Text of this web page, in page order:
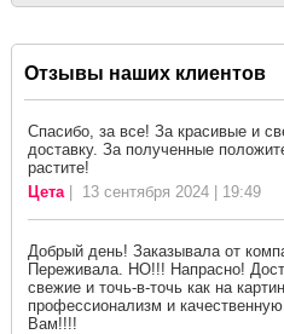
Отзывы наших клиентов
Спасибо, за все! За красивые и
доставку. За полученные
растите!
Цета| 13 сентября 2024 | 19:49
Добрый день! Заказывала от
Переживала. НО!!! Напрасно!
свежие и точь-в-точь как на
профессионализм и
Вам!!!!